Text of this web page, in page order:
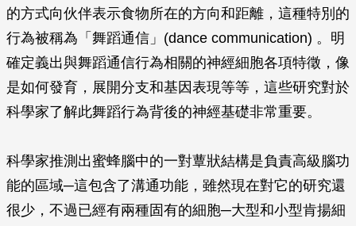
的方式向伙伴表示食物所在的方向和距離，這種特別的
行為被稱為「舞蹈通信」(dance communication) 。明
確定義出與舞蹈通信行為相關的神經細胞各項特徵，像
是如何發育，展開分支和基因表現等等，這些研究對於
科學家了解此舞蹈行為背後的神經基礎非常重要。
科學家推測出蜜蜂腦中的一對蕈狀結構是負責高級腦功
能的區域─這包含了溝通功能，雖然現在對它的研究還
很少，不過已經有兩種固有的細胞─大型和小型肯揚細